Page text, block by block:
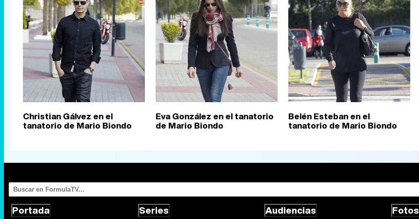
Christian Gálvez en el
tanatorio de Mario Biondo
Eva González en el tanatorio
de Mario Biondo
Belén Esteban en el
tanatorio de Mario Biondo
Portada Series Audiencias Fotos